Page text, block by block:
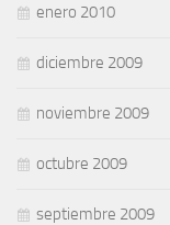
enero 2010
diciembre 2009
noviembre 2009
octubre 2009
septiembre 2009